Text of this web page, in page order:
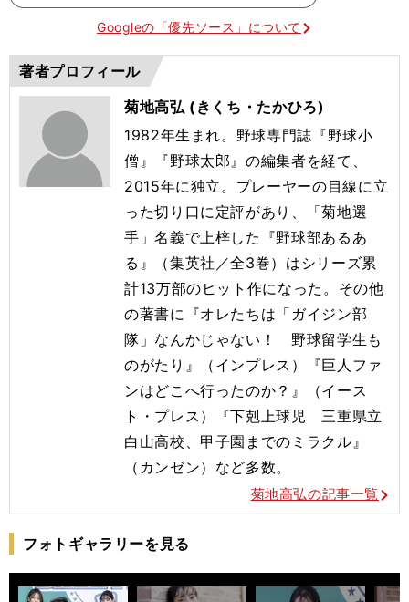
Googleの「優先ソース」について
著者プロフィール
菊地高弘 (きくち・たかひろ)
1982年生まれ。野球専門誌『野球小
僧』『野球太郎』の編集者を経て、
2015年に独立。プレーヤーの目線に立
った切り口に定評があり、「菊地選
手」名義で上梓した『野球部あるあ
る』（集英社／全3巻）はシリーズ累
計13万部のヒット作になった。その他
の著書に『オレたちは「ガイジン部
隊」なんかじゃない！ 野球留学生も
のがたり』（インプレス）『巨人ファ
ンはどこへ行ったのか？』（イース
ト・プレス）『下剋上球児 三重県立
白山高校、甲子園までのミラクル』
（カンゼン）など多数。
菊地高弘の記事一覧
フォトギャラリーを見る